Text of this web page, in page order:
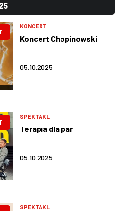
KONCERT
Koncert Chopinowski
05.10.2025
SPEKTAKL
Terapia dla par
05.10.2025
SPEKTAKL